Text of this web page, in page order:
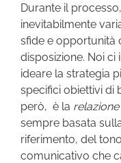
Durante il
inevitabilmente
sfide e opportunità
disposizione. Noi
ideare la strategia
specifici obiettivi di
però, è la relazione
sempre basata
riferimento, del
comunicativo che